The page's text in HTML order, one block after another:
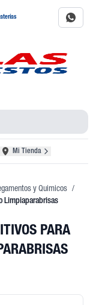
Mi Tienda
y Quimicos /
Limpiaparabrisas
PARA